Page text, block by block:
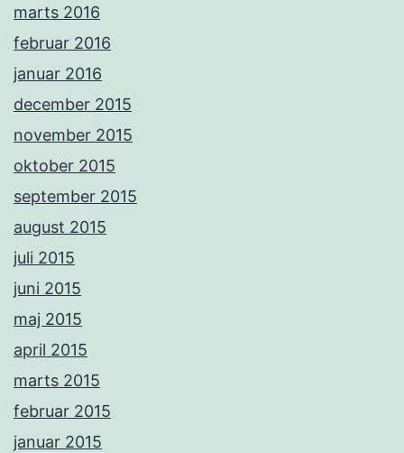
marts 2016
februar 2016
januar 2016
december 2015
november 2015
oktober 2015
september 2015
august 2015
juli 2015
juni 2015
maj 2015
april 2015
marts 2015
februar 2015
januar 2015